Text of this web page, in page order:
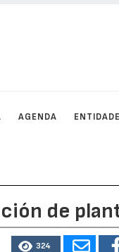
AGENDA
de
324